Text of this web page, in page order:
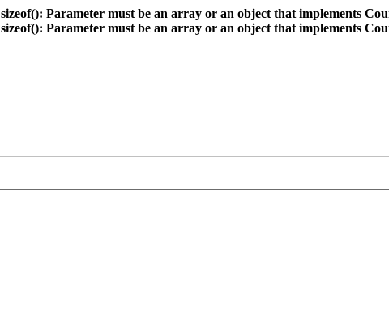
sizeof(): Parameter must be an array or an object that implements
sizeof(): Parameter must be an array or an object that implements